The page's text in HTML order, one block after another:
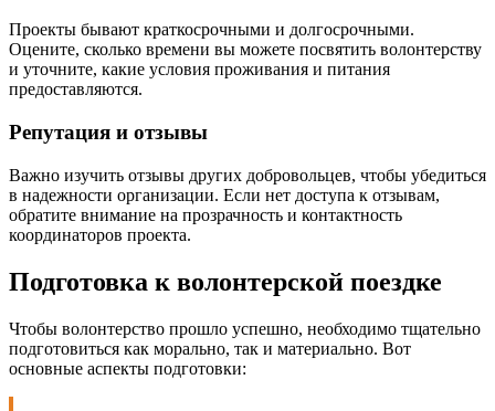
Проекты бывают краткосрочными и долгосрочными.
Оцените, сколько времени вы можете посвятить волонтерству
и уточните, какие условия проживания и питания
предоставляются.
Репутация и отзывы
Важно изучить отзывы других добровольцев, чтобы убедиться
в надежности организации. Если нет доступа к отзывам,
обратите внимание на прозрачность и контактность
координаторов проекта.
Подготовка к волонтерской поездке
Чтобы волонтерство прошло успешно, необходимо тщательно
подготовиться как морально, так и материально. Вот
основные аспекты подготовки: